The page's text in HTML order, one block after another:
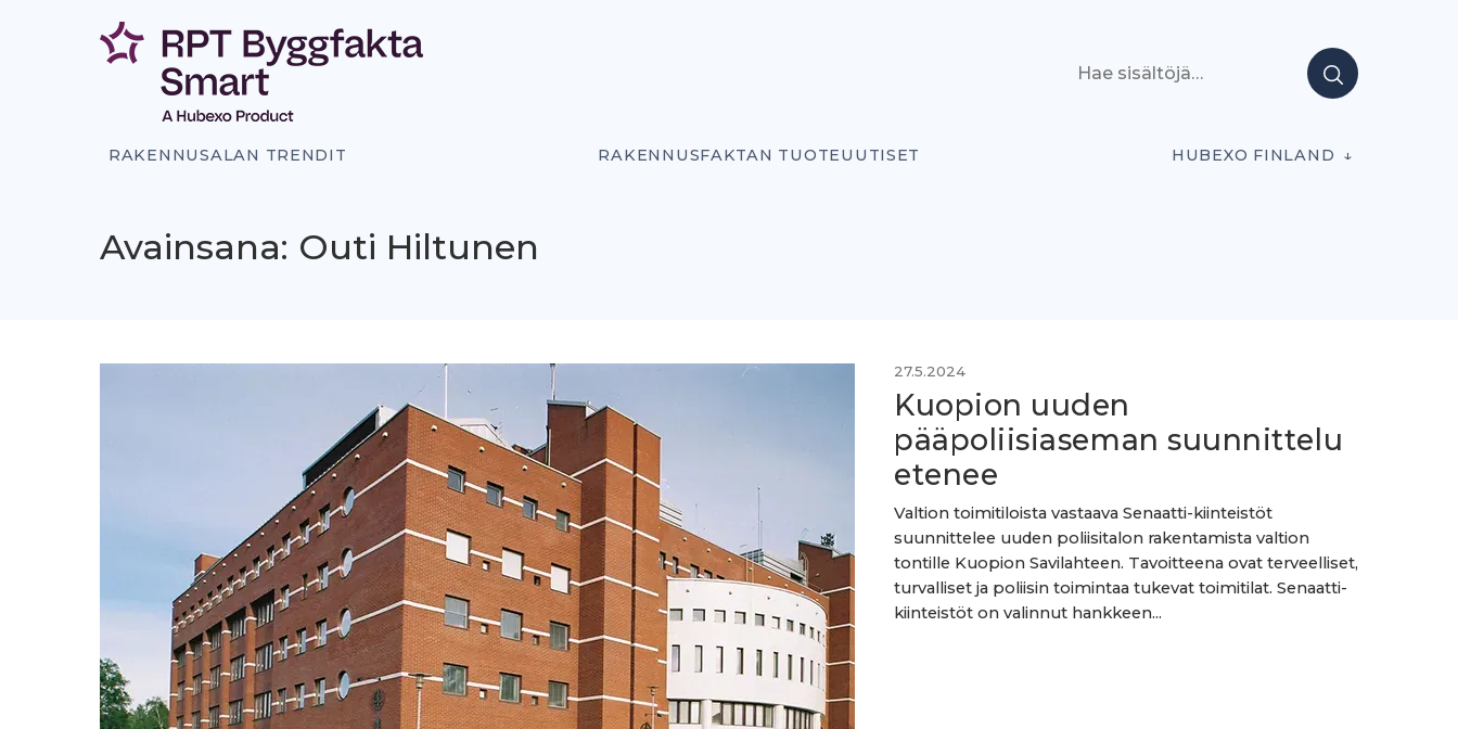
RAKENNUSALAN TRENDIT RAKENNUSFAKTAN TUOTEUUTISET HUBEXO FINLAND
Avainsana: Outi Hiltunen
27.5.2024
Kuopion uuden
pääpoliisiaseman suunnittelu
etenee
Valtion toimitiloista vastaava Senaatti-kiinteistöt
suunnittelee uuden poliisitalon rakentamista valtion
tontille Kuopion Savilahteen. Tavoitteena ovat terveelliset,
turvalliset ja poliisin toimintaa tukevat toimitilat. Senaatti-
kiinteistöt on valinnut hankkeen...